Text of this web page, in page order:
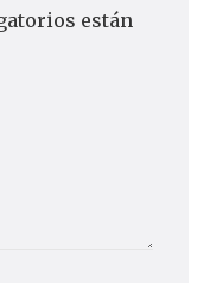
están